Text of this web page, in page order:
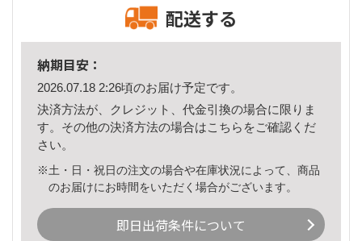
配送する
納期目安：
2026.07.18 2:26頃のお届け予定です。
決済方法が、クレジット、代金引換の場合に限りま
す。その他の決済方法の場合はこちら をご確認くだ
さい。
※土・日・祝日の注文の場合や在庫状況によって、商品
のお届けにお時間をいただく場合がございます。
即日出荷条件について